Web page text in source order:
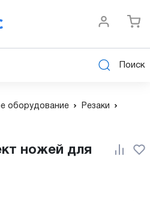
Поиск
оборудование
Резаки